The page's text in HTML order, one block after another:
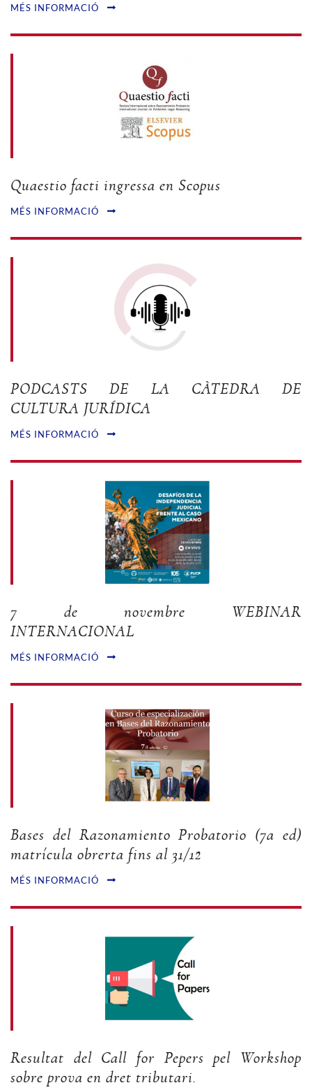
MÉS INFORMACIÓ
Quaestio facti ingressa en Scopus
MÉS INFORMACIÓ
PODCASTS DE LA CÀTEDRA DE
CULTURA JURÍDICA
MÉS INFORMACIÓ
7 de novembre WEBINAR
INTERNACIONAL
MÉS INFORMACIÓ
Bases del Razonamiento Probatorio (7a ed)
matrícula obrerta fins al 31/12
MÉS INFORMACIÓ
Resultat del Call for Pepers pel Workshop
sobre prova en dret tributari.